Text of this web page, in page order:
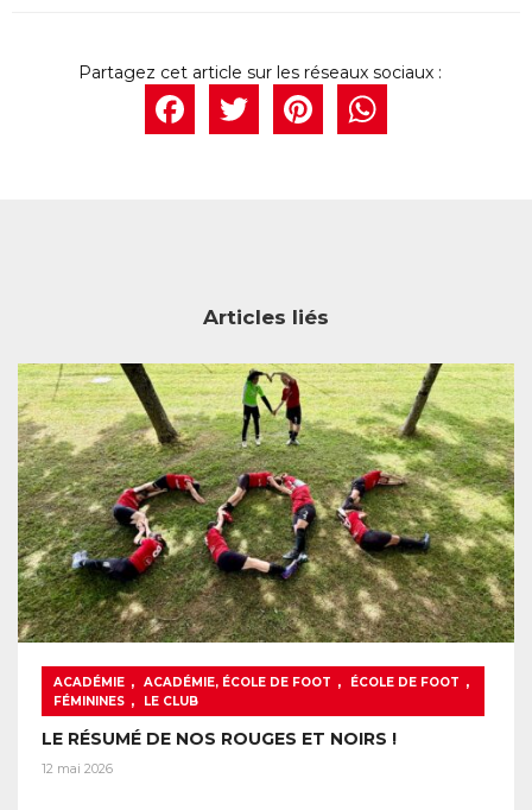
Facebook
Twitter
Articles liés
ACADÉMIE , ACADÉMIE, ÉCOLE DE FOOT , ÉCOLE DE FOOT ,
FÉMININES , LE CLUB
LE RÉSUMÉ DE NOS ROUGES ET NOIRS !
12 mai 2026